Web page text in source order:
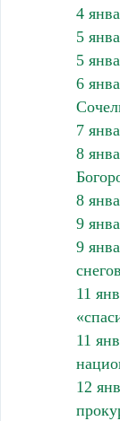
4
5
5
6
7
8
8
9
9
11
11
12